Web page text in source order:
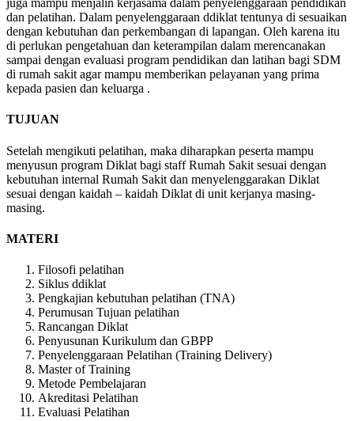
juga mampu menjalin kerjasama dalam penyelenggaraan pendidikan
dan pelatihan. Dalam penyelenggaraan ddiklat tentunya di sesuaikan
dengan kebutuhan dan perkembangan di lapangan. Oleh karena itu
di perlukan pengetahuan dan keterampilan dalam merencanakan
sampai dengan evaluasi program pendidikan dan latihan bagi SDM
di rumah sakit agar mampu memberikan pelayanan yang prima
kepada pasien dan keluarga .
TUJUAN
Setelah mengikuti pelatihan, maka diharapkan peserta mampu
menyusun program Diklat bagi staff Rumah Sakit sesuai dengan
kebutuhan internal Rumah Sakit dan menyelenggarakan Diklat
sesuai dengan kaidah – kaidah Diklat di unit kerjanya masing-
masing.
MATERI
Filosofi pelatihan
Siklus ddiklat
Pengkajian kebutuhan pelatihan (TNA)
Perumusan Tujuan pelatihan
Rancangan Diklat
Penyusunan Kurikulum dan GBPP
Penyelenggaraan Pelatihan (Training Delivery)
Master of Training
Metode Pembelajaran
Akreditasi Pelatihan
Evaluasi Pelatihan